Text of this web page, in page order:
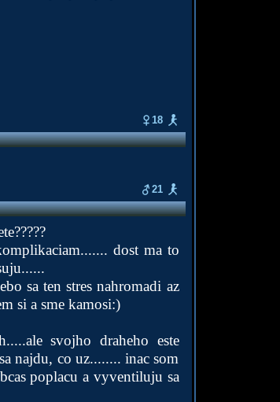
18
21
dost ma to
sa ten stres nahromadi az
si a sme kamosi:)
svojho draheho este
najdu, co uz........ inac som
poplacu a vyventiluju sa